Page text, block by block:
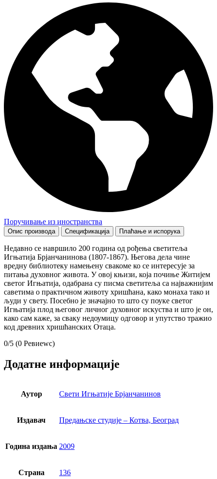
Поручивање из иностранства
Опис производа Спецификација Плаћање и испорука
Недавно се навршило 200 година од рођења светитеља
Игњатија Брјанчанинова (1807-1867). Његова дела чине
вредну библиотеку намењену свакоме ко се интересује за
питања духовног живота. У овој књизи, која почиње Житијем
светог Игњатија, одабрана су писма светитеља са најважнијим
саветима о практичном животу хришћана, како монаха тако и
људи у свету. Посебно је значајно то што су поуке светог
Игњатија плод његовог личног духовног искуства и што је он,
како сам каже, за сваку недоумицу одговор и упутство тражио
код древних хришћанских Отаца.
0/5 (0 Ревиеwс)
Додатне информације
Аутор Свети Игњатије Брјанчанинов
Издавач Предањске студије – Котва, Београд
Година издања 2009
Страна 136